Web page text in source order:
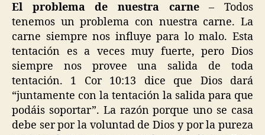
El problema de nuestra carne– Todos
tenemos un problema con nuestra carne. La
carne siempre nos influye para lo malo. Esta
tentación es a veces muy fuerte, pero Dios
siempre nos provee una salida de toda
tentación. 1 Cor 10:13 dice que Dios dará
“juntamente con la tentación la salida para que
podáis soportar”. La razón porque uno se casa
debe ser por la voluntad de Dios y por la pureza